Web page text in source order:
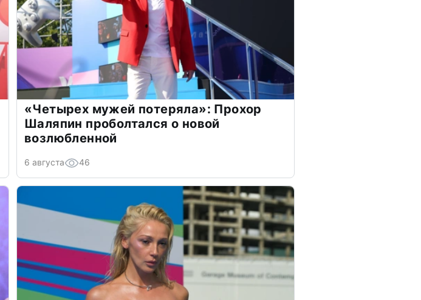
«Четырех мужей потеряла»: Прохор
Шаляпин проболтался о новой
возлюбленной
6 августа 46